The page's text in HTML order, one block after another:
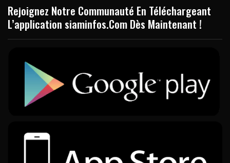
Rejoignez Notre Communauté En Téléchargeant
L’application siaminfos.Com Dès Maintenant !